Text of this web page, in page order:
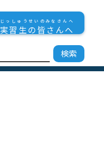
実習生の皆さんへ
じっしゅうせいのみなさんへ